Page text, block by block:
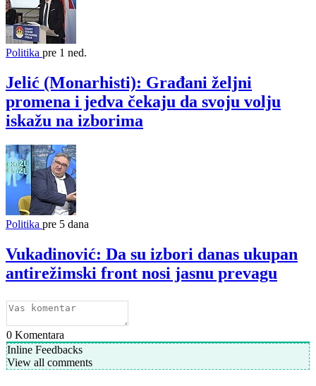
Politika pre 1 ned.
Jelić (Monarhisti): Građani željni
promena i jedva čekaju da svoju volju
iskažu na izborima
Politika pre 5 dana
Vukadinović: Da su izbori danas ukupan
antirežimski front nosi jasnu prevagu
0 Komentara
Inline Feedbacks
View all comments